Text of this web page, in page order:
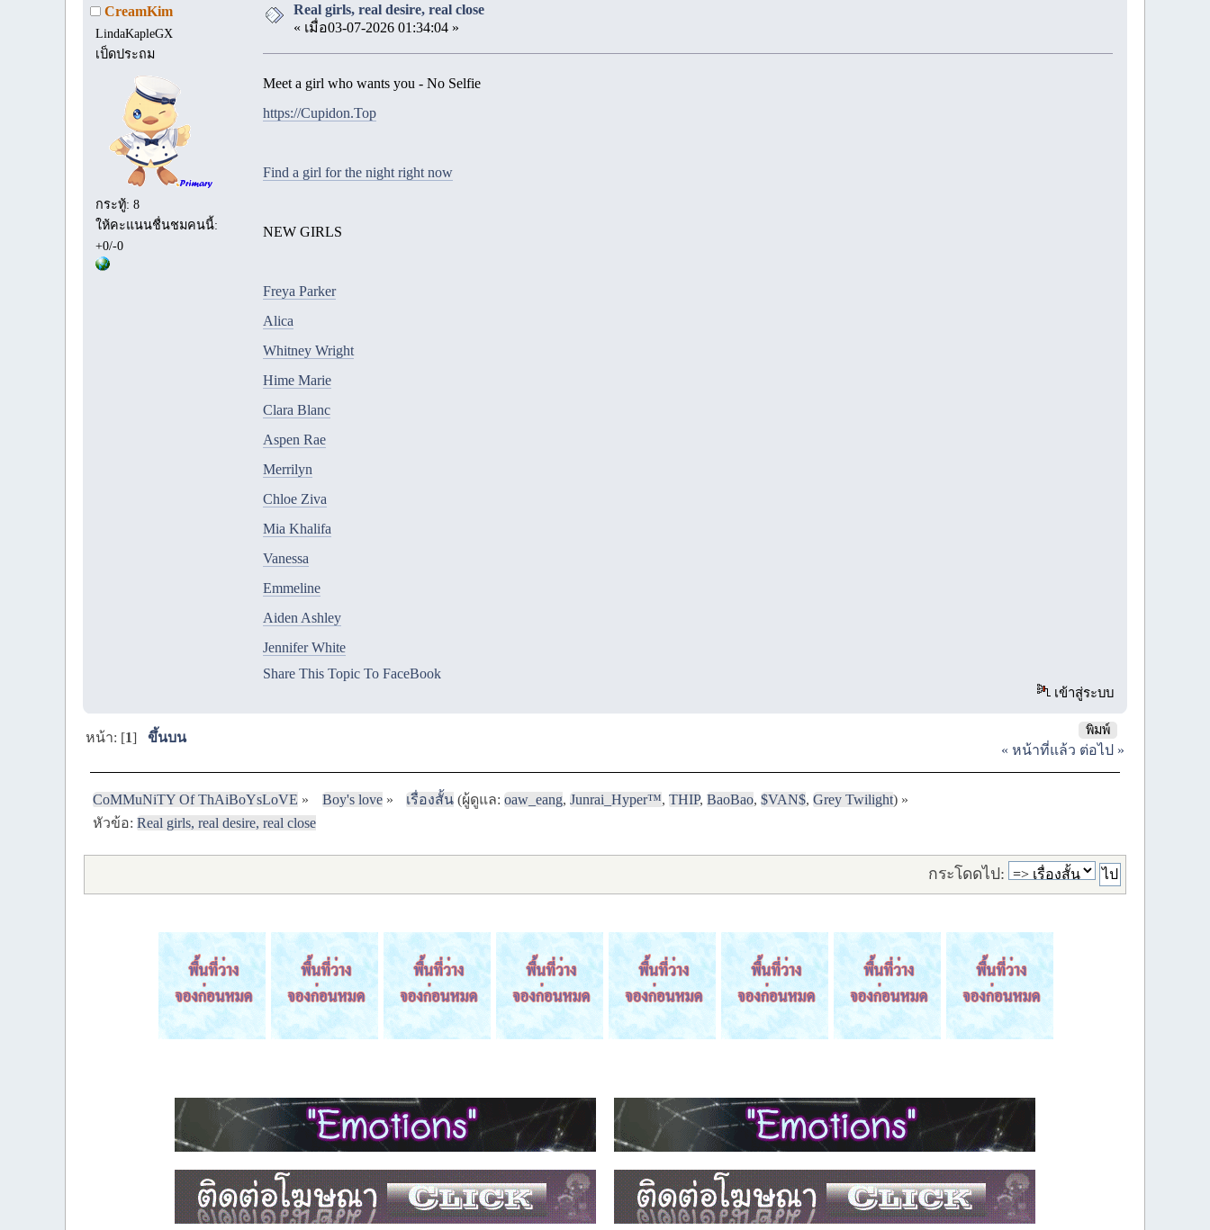
CreamKim
LindaKapleGX
เป็ดประถม
กระทู้: 8
ให้คะแนนชื่นชมคนนี้:
+0/-0
Real girls, real desire, real close
« เมื่อ03-07-2026 01:34:04 »
Meet a girl who wants you - No Selfie
https://Cupidon.Top
Find a girl for the night right now
NEW GIRLS
Freya Parker
Alica
Whitney Wright
Hime Marie
Clara Blanc
Aspen Rae
Merrilyn
Chloe Ziva
Mia Khalifa
Vanessa
Emmeline
Aiden Ashley
Jennifer White
Share This Topic To FaceBook
เข้าสู่ระบบ
พิมพ์
หน้า: [1]ขึ้นบน
« หน้าที่แล้ว ต่อไป »
CoMMuNiTY Of ThAiBoYsLoVE » Boy's love» เรื่องสั้น(ผู้ดูแล: oaw_eang, Junrai_Hyper™, THIP, BaoBao, $VAN$, Grey Twilight) »
หัวข้อ:Real girls, real desire, real close
กระโดดไป: